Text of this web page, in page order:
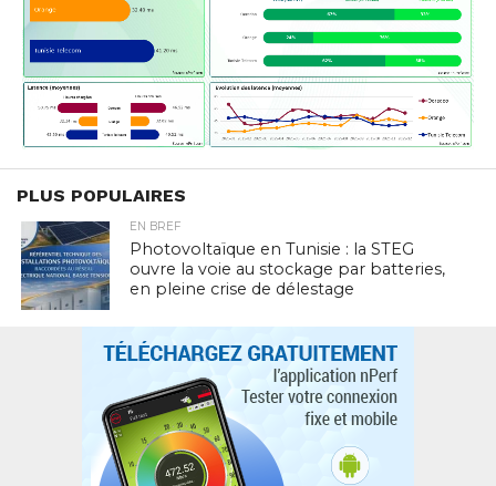
PLUS POPULAIRES
EN BREF
Photovoltaïque en Tunisie : la STEG
ouvre la voie au stockage par batteries,
en pleine crise de délestage